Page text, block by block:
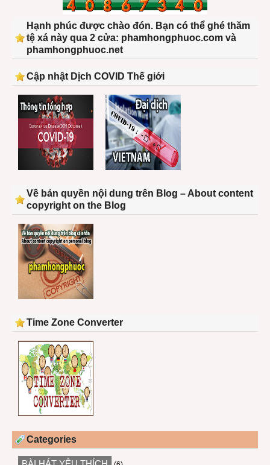
Hạnh phúc được chào đón. Bạn có thể ghé thăm
tệ xá này qua 2 cửa: phamhongphuoc.com và
phamhongphuoc.net
Cập nhật Dịch COVID Thế giới
Về bản quyền nội dung trên Blog – About content
copyright on the Blog
Time Zone Converter
Categories